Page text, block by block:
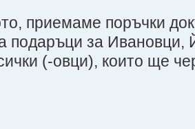
приемаме поръчки
подаръци за Ивановци,
(-овци), които ще